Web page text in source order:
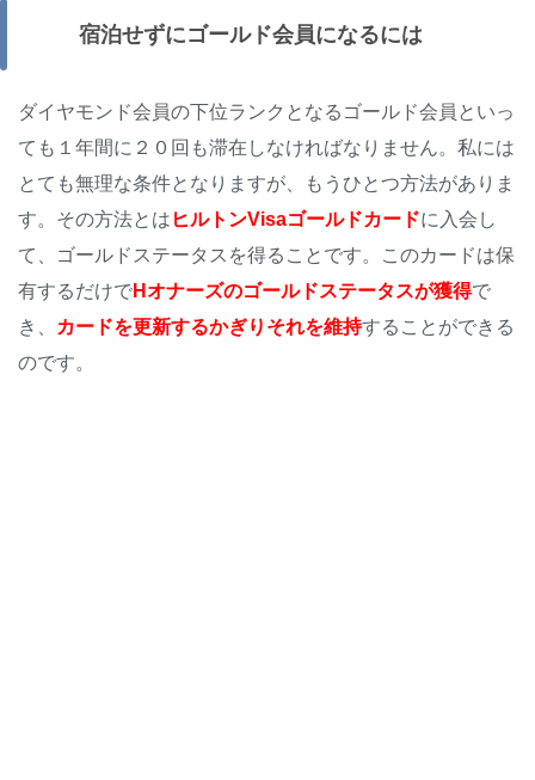
宿泊せずにゴールド会員になるには
ダイヤモンド会員の下位ランクとなるゴールド会員といっ
ても１年間に２０回も滞在しなければなりません。私には
とても無理な条件となりますが、もうひとつ方法がありま
す。その方法とは ヒルトンVisaゴールドカードに入会し
て、ゴールドステータスを得ることです。このカードは保
有するだけでHオナーズのゴールドステータスが獲得で
き、
カードを更新するかぎりそれを維持することができる
のです。